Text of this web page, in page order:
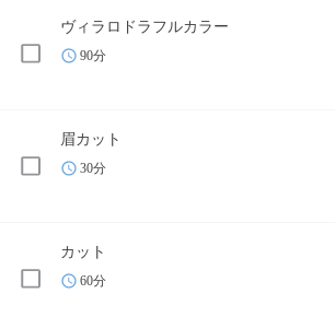
ヴィラロドラフルカラー
90分
眉カット
30分
カット
60分